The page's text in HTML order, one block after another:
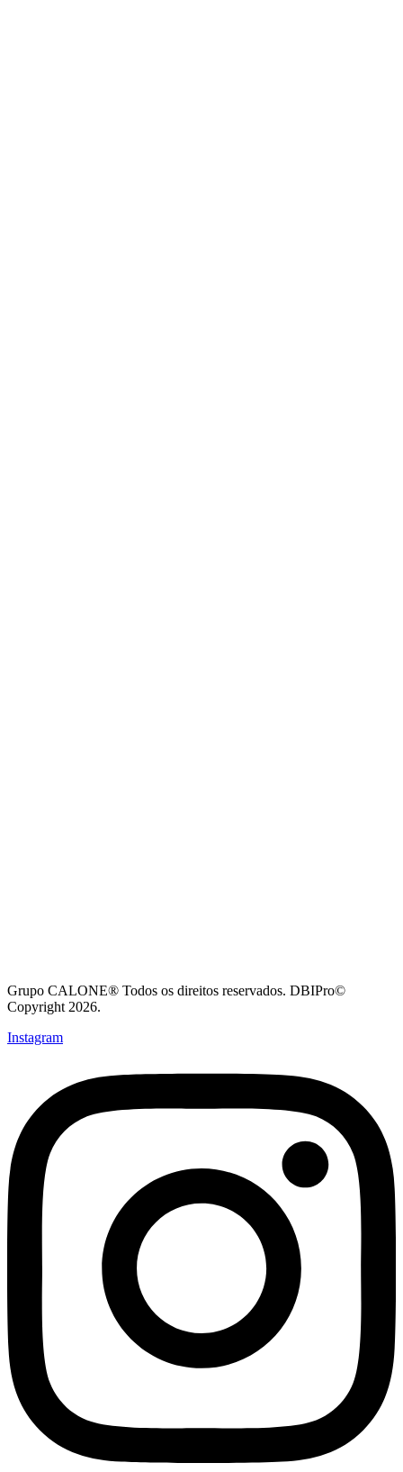
Grupo CALONE® Todos os direitos reservados. DBIPro©
Copyright 2026.
Instagram